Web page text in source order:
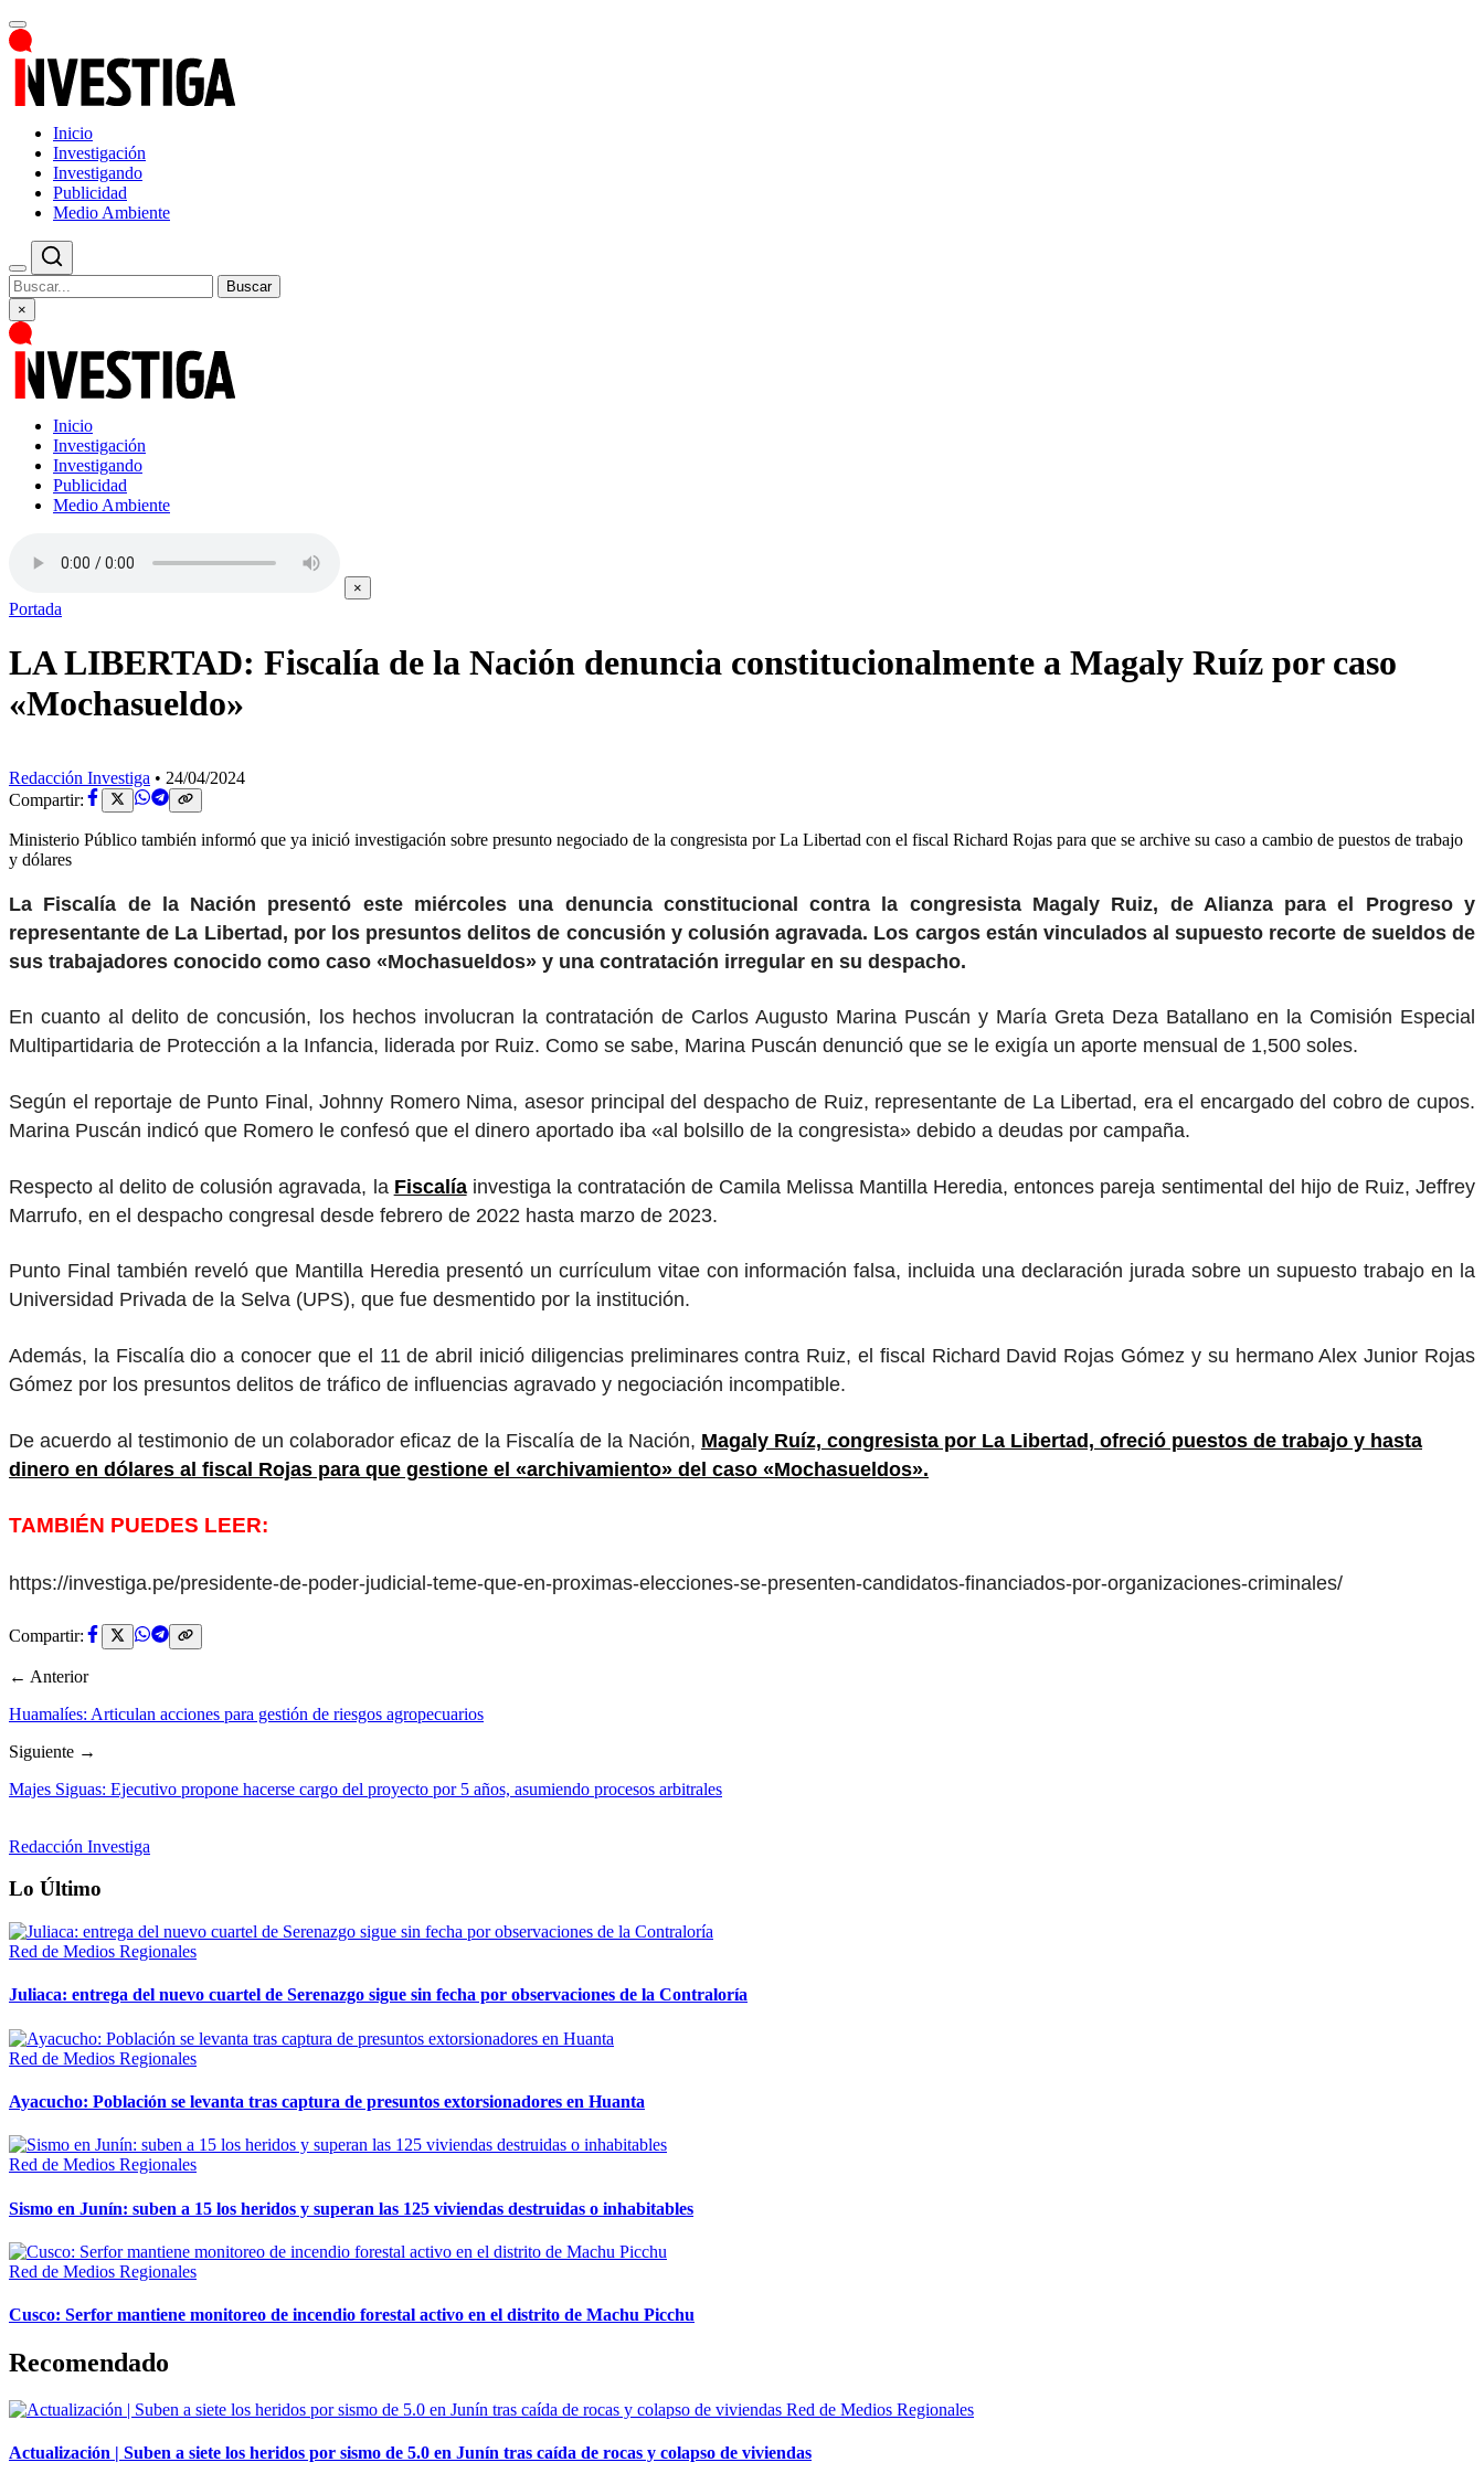
Inicio
Investigación
Investigando
Publicidad
Medio Ambiente
Buscar
×
Inicio
Investigación
Investigando
Publicidad
Medio Ambiente
×
Portada
LA LIBERTAD: Fiscalía de la Nación denuncia constitucionalmente a Magaly Ruíz por caso
«Mochasueldo»
Redacción Investiga • 24/04/2024
Compartir:
Ministerio Público también informó que ya inició investigación sobre presunto negociado de la congresista por La Libertad con el fiscal Richard Rojas para que se archive su caso a cambio de puestos de trabajo
y dólares
La Fiscalía de la Nación presentó este miércoles una denuncia constitucional contra la congresista Magaly Ruiz, de Alianza para el Progreso y
representante de La Libertad, por los presuntos delitos de concusión y colusión agravada. Los cargos están vinculados al supuesto recorte de sueldos de
sus trabajadores conocido como caso «Mochasueldos» y una contratación irregular en su despacho.
En cuanto al delito de concusión, los hechos involucran la contratación de Carlos Augusto Marina Puscán y María Greta Deza Batallano en la Comisión Especial
Multipartidaria de Protección a la Infancia, liderada por Ruiz. Como se sabe, Marina Puscán denunció que se le exigía un aporte mensual de 1,500 soles.
Según el reportaje de Punto Final, Johnny Romero Nima, asesor principal del despacho de Ruiz, representante de La Libertad, era el encargado del cobro de cupos.
Marina Puscán indicó que Romero le confesó que el dinero aportado iba «al bolsillo de la congresista» debido a deudas por campaña.
Respecto al delito de colusión agravada, la Fiscalía investiga la contratación de Camila Melissa Mantilla Heredia, entonces pareja sentimental del hijo de Ruiz, Jeffrey
Marrufo, en el despacho congresal desde febrero de 2022 hasta marzo de 2023.
Punto Final también reveló que Mantilla Heredia presentó un currículum vitae con información falsa, incluida una declaración jurada sobre un supuesto trabajo en la
Universidad Privada de la Selva (UPS), que fue desmentido por la institución.
Además, la Fiscalía dio a conocer que el 11 de abril inició diligencias preliminares contra Ruiz, el fiscal Richard David Rojas Gómez y su hermano Alex Junior Rojas
Gómez por los presuntos delitos de tráfico de influencias agravado y negociación incompatible.
De acuerdo al testimonio de un colaborador eficaz de la Fiscalía de la Nación, Magaly Ruíz, congresista por La Libertad, ofreció puestos de trabajo y hasta
dinero en dólares al fiscal Rojas para que gestione el «archivamiento» del caso «Mochasueldos».
TAMBIÉN PUEDES LEER:
https://investiga.pe/presidente-de-poder-judicial-teme-que-en-proximas-elecciones-se-presenten-candidatos-financiados-por-organizaciones-criminales/
Compartir:
← Anterior
Huamalíes: Articulan acciones para gestión de riesgos agropecuarios
Siguiente →
Majes Siguas: Ejecutivo propone hacerse cargo del proyecto por 5 años, asumiendo procesos arbitrales
Redacción Investiga
Lo Último
Red de Medios Regionales
Juliaca: entrega del nuevo cuartel de Serenazgo sigue sin fecha por observaciones de la Contraloría
Red de Medios Regionales
Ayacucho: Población se levanta tras captura de presuntos extorsionadores en Huanta
Red de Medios Regionales
Sismo en Junín: suben a 15 los heridos y superan las 125 viviendas destruidas o inhabitables
Red de Medios Regionales
Cusco: Serfor mantiene monitoreo de incendio forestal activo en el distrito de Machu Picchu
Recomendado
Red de Medios Regionales
Actualización | Suben a siete los heridos por sismo de 5.0 en Junín tras caída de rocas y colapso de viviendas